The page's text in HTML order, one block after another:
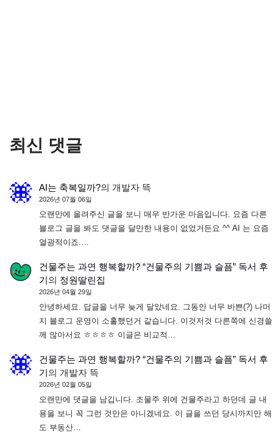
최신 댓글
AI는 축복일까?의 개발자 뜩
2026년 07월 06일
오랜만에 올려주신 글을 보니 매우 반가운 마음입니다. 요즘 다른
블로그 글을 봐도 댓글을 달만한 내용이 없었거든요.^^ AI 는 요즘
열광적이죠.…
건물주는 과연 행복할까? “건물주의 기쁨과 슬픔” 독서 후
기의 정원딸린집
2026년 04월 29일
안녕하세요. 답글을 너무 늦게 달았네요. 그동안 너무 바쁜(?) 나머
지 블로그 운영이 소홀했던거 같습니다. 이것저것 다른쪽에 신경쓸
께 많아서요 ㅎㅎㅎㅎ 이글은 비교적…
건물주는 과연 행복할까? “건물주의 기쁨과 슬픔” 독서 후
기의 개발자 뜩
2026년 02월 05일
오랜만에 댓글을 남깁니다. 조물주 위에 건물주라고 하던데 글 내
용을 보니 꼭 그런 것만은 아니겠네요. 이 글을 쓰던 당시까지만 해
도 부동산…